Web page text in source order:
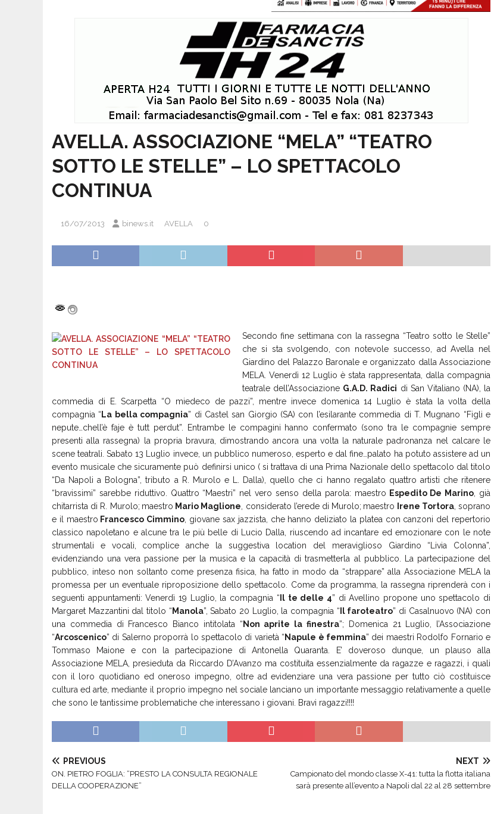
AVELLA. ASSOCIAZIONE “MELA” “TEATRO
SOTTO LE STELLE” – LO SPETTACOLO
CONTINUA
16/07/2013 binews.it AVELLA 0
Secondo fine settimana con la rassegna “Teatro sotto le Stelle”
che si sta svolgendo, con notevole successo, ad Avella nel
Giardino del Palazzo Baronale e organizzato dalla Associazione
MELA. Venerdì 12 Luglio è stata rappresentata, dalla compagnia
teatrale dell’Associazione G.A.D. Radici di San Vitaliano (NA), la
commedia di E. Scarpetta “O miedeco de pazzi”, mentre invece domenica 14 Luglio è stata la volta della
compagnia “ La bella compagnia” di Castel san Giorgio (SA) con l’esilarante commedia di T. Mugnano “Figli e
nepute…chell’è faje è tutt perdut”. Entrambe le compagini hanno confermato (sono tra le compagnie sempre
presenti alla rassegna) la propria bravura, dimostrando ancora una volta la naturale padronanza nel calcare le
scene teatrali. Sabato 13 Luglio invece, un pubblico numeroso, esperto e dal fine…palato ha potuto assistere ad un
evento musicale che sicuramente può definirsi unico ( si trattava di una Prima Nazionale dello spettacolo dal titolo
“Da Napoli a Bologna”, tributo a R. Murolo e L. Dalla), quello che ci hanno regalato quattro artisti che ritenere
“bravissimi” sarebbe riduttivo. Quattro “Maestri” nel vero senso della parola: maestro Espedito De Marino, già
chitarrista di R. Murolo; maestro Mario Maglione, considerato l’erede di Murolo; maestro Irene Tortora, soprano
e il maestro Francesco Cimmino, giovane sax jazzista, che hanno deliziato la platea con canzoni del repertorio
classico napoletano e alcune tra le più belle di Lucio Dalla, riuscendo ad incantare ed emozionare con le note
strumentali e vocali, complice anche la suggestiva location del meraviglioso Giardino “Livia Colonna”,
evidenziando una vera passione per la musica e la capacità di trasmetterla al pubblico. La partecipazione del
pubblico, inteso non soltanto come presenza fisica, ha fatto in modo da “strappare” alla Associazione MELA la
promessa per un eventuale riproposizione dello spettacolo. Come da programma, la rassegna riprenderà con i
seguenti appuntamenti: Venerdì 19 Luglio, la compagnia “ Il te delle 4” di Avellino propone uno spettacolo di
Margaret Mazzantini dal titolo “ Manola”, Sabato 20 Luglio, la compagnia “ Il faroteatro” di Casalnuovo (NA) con
una commedia di Francesco Bianco intitolata “Non aprite la finestra”; Domenica 21 Luglio, l’Associazione
“Arcoscenico” di Salerno proporrà lo spettacolo di varietà “Napule è femmina” dei maestri Rodolfo Fornario e
Tommaso Maione e con la partecipazione di Antonella Quaranta. E’ doveroso dunque, un plauso alla
Associazione MELA, presieduta da Riccardo D’Avanzo ma costituita essenzialmente da ragazze e ragazzi, i quali
con il loro quotidiano ed oneroso impegno, oltre ad evidenziare una vera passione per tutto ciò costituisce
cultura ed arte, mediante il proprio impegno nel sociale lanciano un importante messaggio relativamente a quelle
che sono le tantissime problematiche che interessano i giovani. Bravi ragazzi!!!!
PREVIOUS
ON. PIETRO FOGLIA: “PRESTO LA CONSULTA REGIONALE
DELLA COOPERAZIONE”
NEXT
Campionato del mondo classe X-41: tutta la flotta italiana
sarà presente all’evento a Napoli dal 22 al 28 settembre